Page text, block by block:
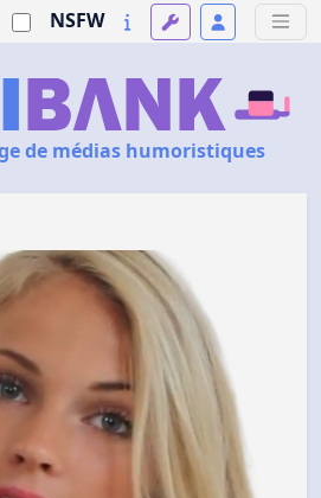
NSFW
de médias humoristiques